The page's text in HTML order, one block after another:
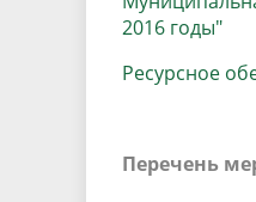
Песни о городе
условий труда
2016 годы"
Ресурсное
Перечень